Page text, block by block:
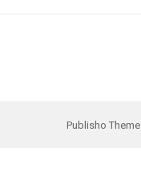
Publisho Theme